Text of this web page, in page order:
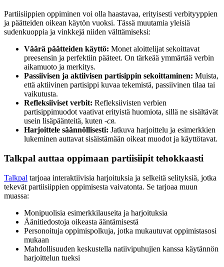
Partiisiippien oppiminen voi olla haastavaa, erityisesti verbityyppien
ja päätteiden oikean käytön vuoksi. Tässä muutamia yleisiä
sudenkuoppia ja vinkkejä niiden välttämiseksi:
Väärä päätteiden käyttö: Monet aloittelijat sekoittavat
preesensin ja perfektiin pääteet. On tärkeää ymmärtää verbin
aikamuoto ja merkitys.
Passiivisen ja aktiivisen partisippin sekoittaminen: Muista,
että aktiivinen partisippi kuvaa tekemistä, passiivinen tilaa tai
vaikutusta.
Refleksiiviset verbit: Refleksiivisten verbien
partisippimuodot vaativat erityistä huomiota, sillä ne sisältävät
usein lisäpäänteitä, kuten -ся.
Harjoittele säännöllisesti: Jatkuva harjoittelu ja esimerkkien
lukeminen auttavat sisäistämään oikeat muodot ja käyttötavat.
Talkpal auttaa oppimaan partiisiipit tehokkaasti
Talkpal tarjoaa interaktiivisia harjoituksia ja selkeitä selityksiä, jotka
tekevät partiisiippien oppimisesta vaivatonta. Se tarjoaa muun
muassa:
Monipuolisia esimerkkilauseita ja harjoituksia
Äänitiedostoja oikeasta ääntämisestä
Personoituja oppimispolkuja, jotka mukautuvat oppimistasosi
mukaan
Mahdollisuuden keskustella natiivipuhujien kanssa käytännön
harjoittelun tueksi